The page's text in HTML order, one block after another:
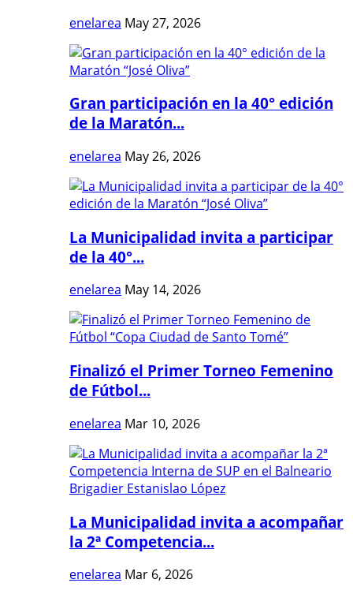
enelarea May 27, 2026
Gran participación en la 40° edición
de la Maratón...
enelarea May 26, 2026
La Municipalidad invita a participar
de la 40°...
enelarea May 14, 2026
Finalizó el Primer Torneo Femenino
de Fútbol...
enelarea Mar 10, 2026
La Municipalidad invita a acompañar
la 2ª Competencia...
enelarea Mar 6, 2026